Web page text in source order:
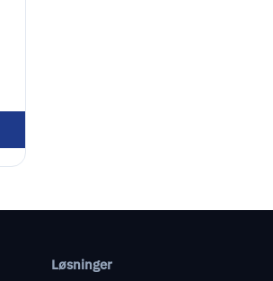
Løsninger